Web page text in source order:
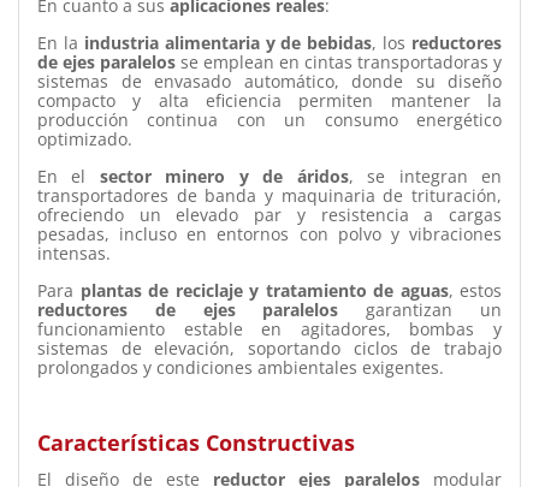
En cuanto a sus aplicaciones reales:
En la industria alimentaria y de bebidas, los reductores
de ejes paralelos se emplean en cintas transportadoras y
sistemas de envasado automático, donde su diseño
compacto y alta eficiencia permiten mantener la
producción continua con un consumo energético
optimizado.
En el sector minero y de áridos, se integran en
transportadores de banda y maquinaria de trituración,
ofreciendo un elevado par y resistencia a cargas
pesadas, incluso en entornos con polvo y vibraciones
intensas.
Para plantas de reciclaje y tratamiento de aguas, estos
reductores de ejes paralelos garantizan un
funcionamiento estable en agitadores, bombas y
sistemas de elevación, soportando ciclos de trabajo
prolongados y condiciones ambientales exigentes.
Características Constructivas
El diseño de este reductor ejes paralelos modular